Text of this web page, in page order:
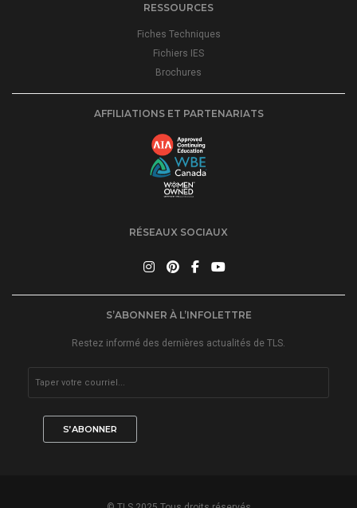
RESSOURCES
Fiches Techniques
Fichiers IES
Brochures
AFFILIATIONS ET PARTENARIATS
RÉSEAUX SOCIAUX
S’ABONNER À L’INFOLETTRE
Restez informé des dernières actualités de TLS.